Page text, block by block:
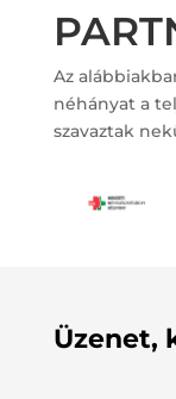
Az
néhányat a
szavaztak
Üzenet,